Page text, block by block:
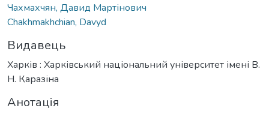
Чахмахчян, Давид Мартінович
Chakhmakhchian, Davyd
Видавець
Харків : Харківський національний університет імені В.
Н. Каразіна
Анотація